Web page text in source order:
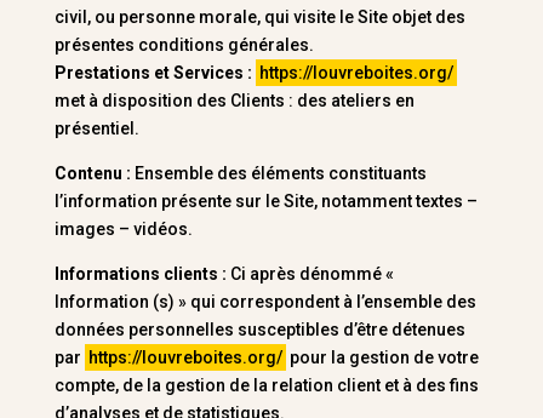
civil, ou personne morale, qui visite le Site objet des
présentes conditions générales.
Prestations et Services : https://louvreboites.org/
met à disposition des Clients : des ateliers en
présentiel.
Contenu : Ensemble des éléments constituants
l’information présente sur le Site, notamment textes –
images – vidéos.
Informations clients : Ci après dénommé «
Information (s) » qui correspondent à l’ensemble des
données personnelles susceptibles d’être détenues
par https://louvreboites.org/ pour la gestion de votre
compte, de la gestion de la relation client et à des fins
d’analyses et de statistiques.